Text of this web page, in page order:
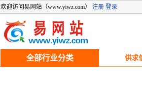
欢迎访问易网站（www.yiwz.com） 注册 登录
全部行业分类 供求